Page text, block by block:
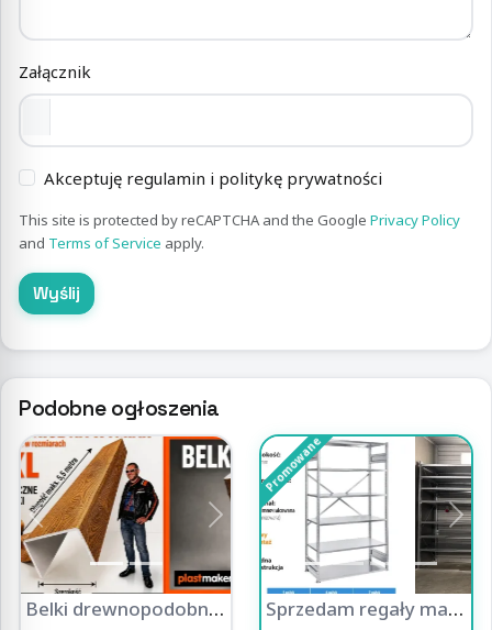
Załącznik
Akceptuję regulamin i politykę prywatności
This site is protected by reCAPTCHA and the Google Privacy Policy
and Terms of Service apply.
Wyślij
Podobne ogłoszenia
Previous Next
Belki drewnopodobne Plastmaker - dekoracja z charakterem
Promowane
Previous Next
Sprzedam regały magazynowe, metalowe od 279zł (MS REGAŁY)